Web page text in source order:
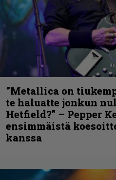
”Metallica on
te haluatte jonkun
Hetfield?” – Pepper
ensimmäistä
kanssa